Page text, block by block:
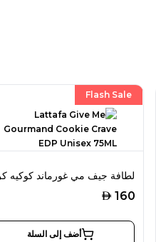
Flash Sale
AED 160
أضف إلى السلة